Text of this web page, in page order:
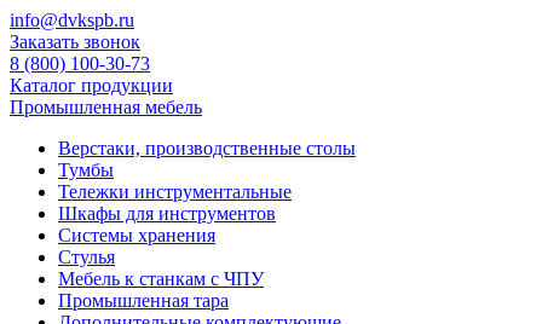
info@dvkspb.ru
Заказать звонок
8 (800) 100-30-73
Каталог продукции
Промышленная мебель
Верстаки, производственные столы
Тумбы
Тележки инструментальные
Шкафы для инструментов
Системы хранения
Стулья
Мебель к станкам с ЧПУ
Промышленная тара